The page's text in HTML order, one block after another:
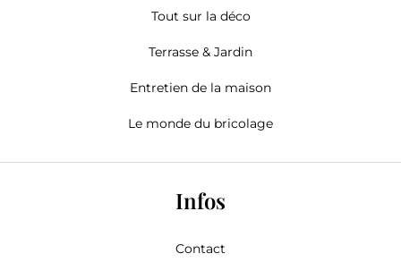
Tout sur la déco
Terrasse & Jardin
Entretien de la maison
Le monde du bricolage
Infos
Contact